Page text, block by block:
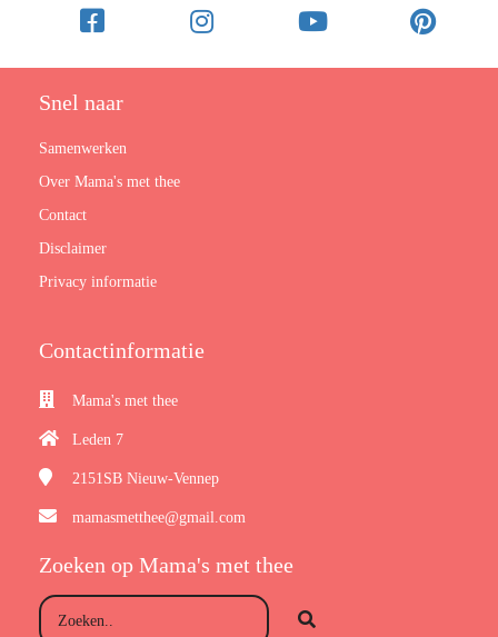
Snel naar
Samenwerken
Over Mama's met thee
Contact
Disclaimer
Privacy informatie
Contactinformatie
Mama's met thee
Leden 7
2151SB Nieuw-Vennep
mamasmetthee@gmail.com
Zoeken op Mama's met thee